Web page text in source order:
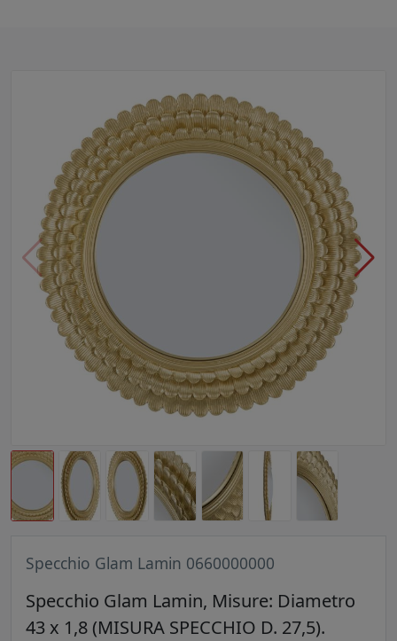
Specchio Glam Lamin 0660000000
Specchio Glam Lamin, Misure: Diametro
43 x 1,8 (MISURA SPECCHIO D. 27,5).